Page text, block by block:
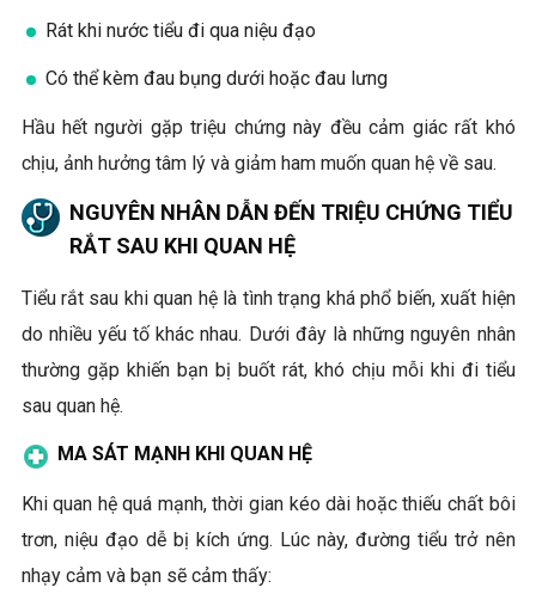
Rát khi nước tiểu đi qua niệu đạo
Có thể kèm đau bụng dưới hoặc đau lưng
Hầu hết người gặp triệu chứng này đều cảm giác rất khó
chịu, ảnh hưởng tâm lý và giảm ham muốn quan hệ về sau.
NGUYÊN NHÂN DẪN ĐẾN TRIỆU CHỨNG TIỂU
RẮT SAU KHI QUAN HỆ
Tiểu rắt sau khi quan hệ là tình trạng khá phổ biến, xuất hiện
do nhiều yếu tố khác nhau. Dưới đây là những nguyên nhân
thường gặp khiến bạn bị buốt rát, khó chịu mỗi khi đi tiểu
sau quan hệ.
MA SÁT MẠNH KHI QUAN HỆ
Khi quan hệ quá mạnh, thời gian kéo dài hoặc thiếu chất bôi
trơn, niệu đạo dễ bị kích ứng. Lúc này, đường tiểu trở nên
nhạy cảm và bạn sẽ cảm thấy: